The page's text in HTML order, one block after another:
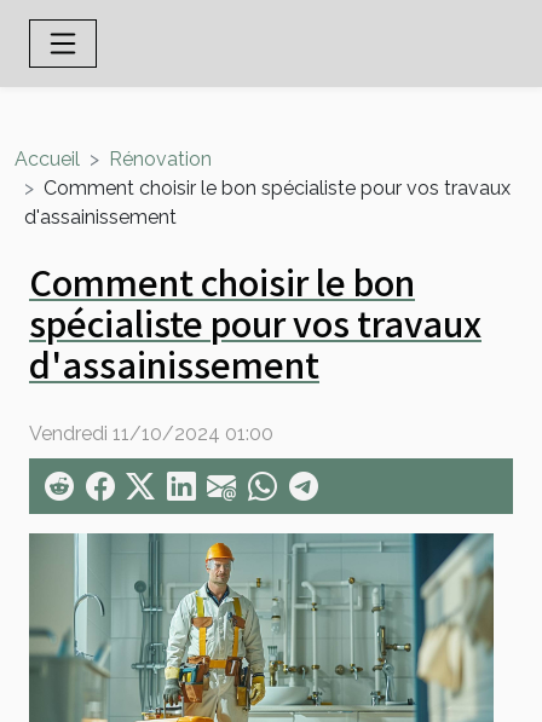
Accueil
Rénovation
Comment choisir le bon spécialiste pour vos travaux
d'assainissement
Comment choisir le bon
spécialiste pour vos travaux
d'assainissement
Vendredi 11/10/2024 01:00